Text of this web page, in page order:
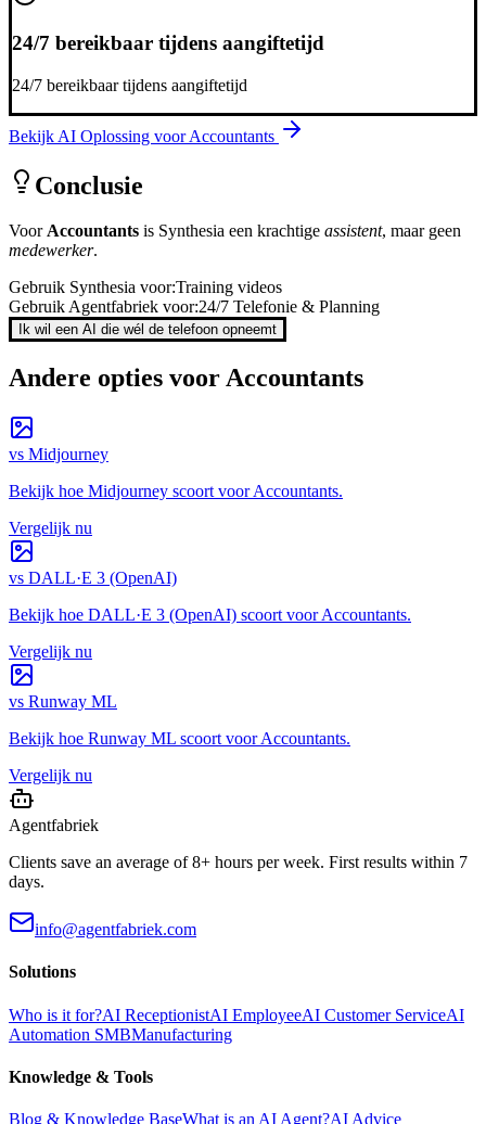
24/7 bereikbaar tijdens aangiftetijd
24/7 bereikbaar tijdens aangiftetijd
Bekijk AI Oplossing voorAccountants
Conclusie
VoorAccountants is Synthesia een krachtige assistent, maar geen
medewerker.
Gebruik Synthesia voor:Training videos
Gebruik Agentfabriek voor:24/7 Telefonie & Planning
Ik wil een AI die wél de telefoon opneemt
Andere opties voorAccountants
vs Midjourney
Bekijk hoe Midjourney scoort voorAccountants.
Vergelijk nu
vs DALL·E 3 (OpenAI)
Bekijk hoe DALL·E 3 (OpenAI) scoort voorAccountants.
Vergelijk nu
vs Runway ML
Bekijk hoe Runway ML scoort voorAccountants.
Vergelijk nu
Agentfabriek
Clients save an average of 8+ hours per week. First results within 7
days.
info@agentfabriek.com
Solutions
Who is it for?AI ReceptionistAI EmployeeAI Customer ServiceAI
Automation SMBManufacturing
Knowledge & Tools
Blog & Knowledge BaseWhat is an AI Agent?AI Advice